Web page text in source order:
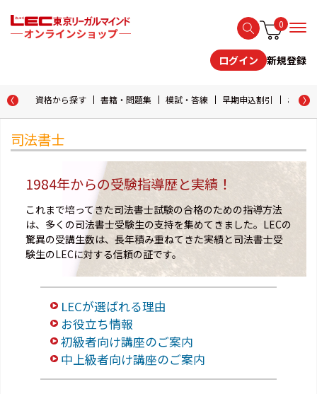
0
ログイン 新規登録
資格から探す 書籍・問題集 模試・答練 早期申込割引 おため
司法書士
1984年からの受験指導歴と実績！
これまで培ってきた司法書士試験の合格のための指導方法
は、多くの司法書士受験生の支持を集めてきました。LECの
驚異の受講生数は、長年積み重ねてきた実績と司法書士受
験生のLECに対する信頼の証です。
LECが選ばれる理由
お役立ち情報
初級者向け講座のご案内
中上級者向け講座のご案内